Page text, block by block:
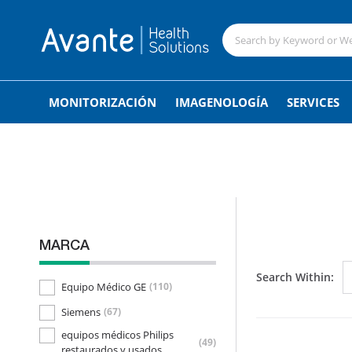
MONITORIZACIÓN IMAGENOLOGÍA SERVICES
Sondas de
MARCA
Equipo Médico GE (110)
Siemens (67)
equipos médicos Philips
(49)
Search Within: